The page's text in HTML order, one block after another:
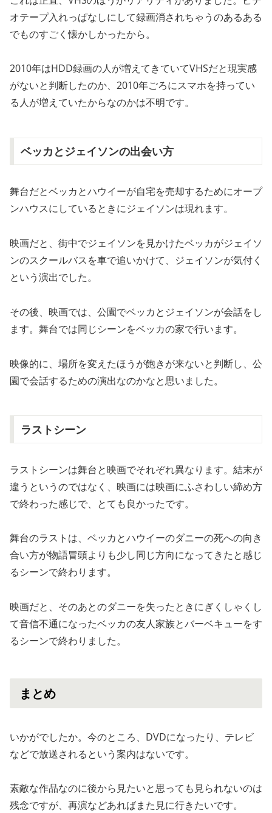
オテープ入れっぱなしにして録画消されちゃうのあるある
でものすごく懐かしかったから。
2010年はHDD録画の人が増えてきていてVHSだと現実感
がないと判断したのか、2010年ごろにスマホを持ってい
る人が増えていたからなのかは不明です。
ベッカとジェイソンの出会い方
舞台だとベッカとハウイーが自宅を売却するためにオープ
ンハウスにしているときにジェイソンは現れます。
映画だと、街中でジェイソンを見かけたベッカがジェイソ
ンのスクールバスを車で追いかけて、ジェイソンが気付く
という演出でした。
その後、映画では、公園でベッカとジェイソンが会話をし
ます。舞台では同じシーンをベッカの家で行います。
映像的に、場所を変えたほうが飽きが来ないと判断し、公
園で会話するための演出なのかなと思いました。
ラストシーン
ラストシーンは舞台と映画でそれぞれ異なります。結末が
違うというのではなく、映画には映画にふさわしい締め方
で終わった感じで、とても良かったです。
舞台のラストは、ベッカとハウイーのダニーの死への向き
合い方が物語冒頭よりも少し同じ方向になってきたと感じ
るシーンで終わります。
映画だと、そのあとのダニーを失ったときにぎくしゃくし
て音信不通になったベッカの友人家族とバーベキューをす
るシーンで終わりました。
まとめ
いかがでしたか。今のところ、DVDになったり、テレビ
などで放送されるという案内はないです。
素敵な作品なのに後から見たいと思っても見られないのは
残念ですが、再演などあればまた見に行きたいです。